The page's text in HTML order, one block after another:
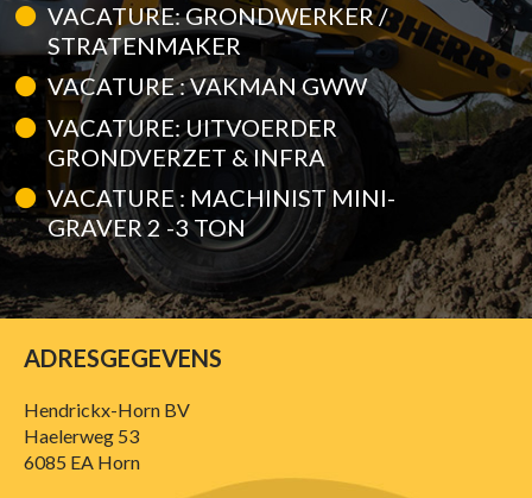
VACATURE: GRONDWERKER /
STRATENMAKER
VACATURE : VAKMAN GWW
VACATURE: UITVOERDER
GRONDVERZET & INFRA
VACATURE : MACHINIST MINI-
GRAVER 2 -3 TON
ADRESGEGEVENS
Hendrickx-Horn BV
Haelerweg 53
6085 EA Horn